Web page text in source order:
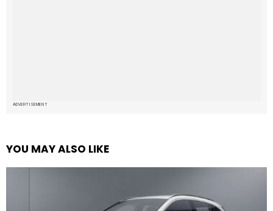
ADVERTISEMENT
YOU MAY ALSO LIKE